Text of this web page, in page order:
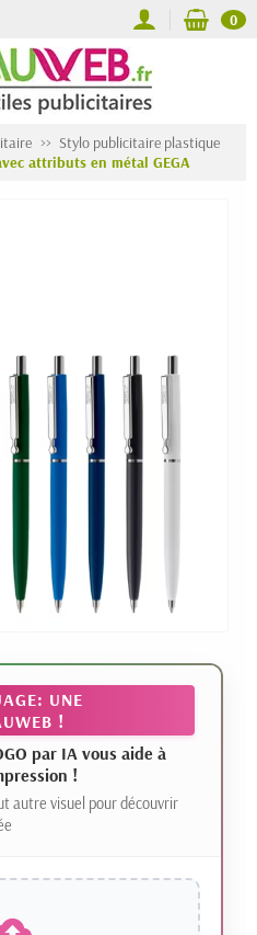
0
Stylo publicitaire plastique
attributs en métal GEGA
UNE
!
par IA vous aide à
!
autre visuel pour découvrir